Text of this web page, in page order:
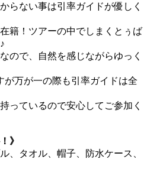
らない事は引率ガイドが優しく
籍！ツアーの中でしまくとぅば
ので、自然を感じながらゆっく
が万が一の際も引率ガイドは全
っているので安心してご参加く
》
、タオル、帽子、防水ケース、